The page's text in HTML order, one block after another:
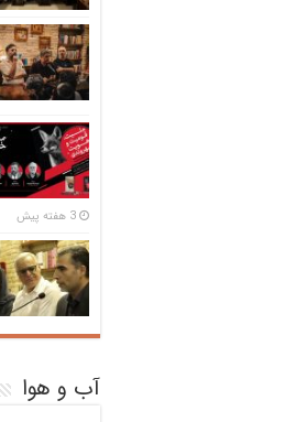
3 هفته پیش
آب و هوا